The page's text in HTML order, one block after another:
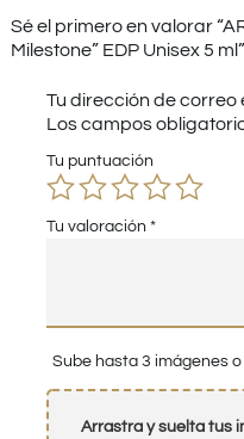
Sé el primero en valorar
Milestone” EDP Unisex 5 ml”
Tu dirección de correo
Los campos
Tu puntuación
Tu valoración *
Sube hasta 3 imágenes
Arrastra y suelta tus